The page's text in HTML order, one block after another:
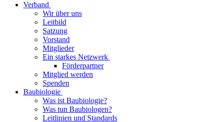
Verband
Wir über uns
Leitbild
Satzung
Vorstand
Mitglieder
Ein starkes Netzwerk
Förderpartner
Mitglied werden
Spenden
Baubiologie
Was ist Baubiologie?
Was tun Baubiologen?
Leitlinien und Standards